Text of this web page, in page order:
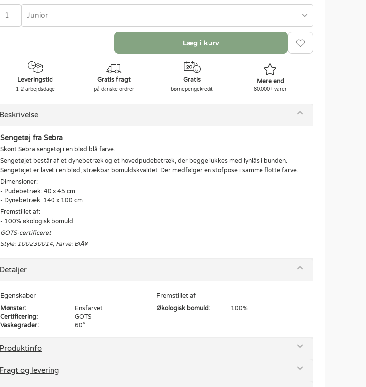
Junior
Læg i kurv
Leveringstid
1-2 arbejdsdage
Gratis fragt
på danske ordrer
Gratis
børnepengekredit
Mere end
80.000+ varer
Beskrivelse
Sengetøj fra Sebra
Skønt Sebra sengetøj i en blød blå farve.
Sengetøjet består af et dynebetræk og et hovedpudebetræk, der begge lukkes med lynlås i bunden.
Sengetøjet er lavet i en blød, strækbar bomuldskvalitet. Der medfølger en stofpose i samme flotte farve.
Dimensioner:
- Pudebetræk: 40 x 45 cm
- Dynebetræk: 140 x 100 cm
Fremstillet af:
- 100% økologisk bomuld
GOTS-certificeret
Style: 100230014, Farve: BlÃ¥
Detaljer
Egenskaber
Mønster:
Ensfarvet
Certificering:
GOTS
Vaskegrader:
60°
Fremstillet af
Økologisk bomuld: 100%
Produktinfo
Fragt og levering